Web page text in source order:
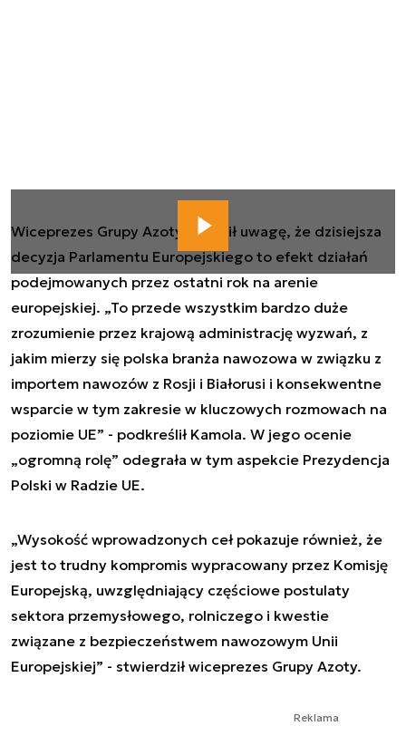
Wiceprezes Grupy Azoty zwrócił uwagę, że dzisiejsza
decyzja Parlamentu Europejskiego to efekt działań
podejmowanych przez ostatni rok na arenie
europejskiej. „To przede wszystkim bardzo duże
zrozumienie przez krajową administrację wyzwań, z
jakim mierzy się polska branża nawozowa w związku z
importem nawozów z Rosji i Białorusi i konsekwentne
wsparcie w tym zakresie w kluczowych rozmowach na
poziomie UE” - podkreślił Kamola. W jego ocenie
„ogromną rolę” odegrała w tym aspekcie Prezydencja
Polski w Radzie UE.
„Wysokość wprowadzonych ceł pokazuje również, że
jest to trudny kompromis wypracowany przez Komisję
Europejską, uwzględniający częściowe postulaty
sektora przemysłowego, rolniczego i kwestie
związane z bezpieczeństwem nawozowym Unii
Europejskiej” - stwierdził wiceprezes Grupy Azoty.
Reklama